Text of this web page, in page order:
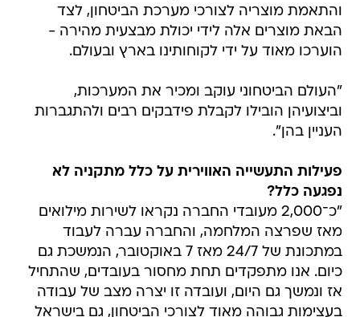
והתאמת מוצריה לצורכי מערכת הביטחון, לצד
הבאת מוצרים אלה לידי יכולת מבצעית מהירה -
הוערכו מאוד על ידי לקוחותינו בארץ ובעולם.
"העולם הביטחוני עוקב ומכיר את המערכות,
וביצועיהן הובילו לקבלת פידבקים רבים ולהתגברות
העניין בהן".
פעילות התעשייה האווירית על כלל מתקניה לא
נפגעה כלל?
"כ־2,000 מעובדי החברה נקראו לשירות מילואים
מאז שפרצה המלחמה, והחברה עברה לעבוד
במתכונת של 24/7 מאז 7 באוקטובר, הנמשכת גם
כיום. אנו מתפקדים תחת מחסור בעובדים, שהתחיל
אז ונמשך גם היום, ועובדה זו יצרה מצב של עבודה
בעצימות גבוהה מאוד לצורכי הביטחון, גם בישראל